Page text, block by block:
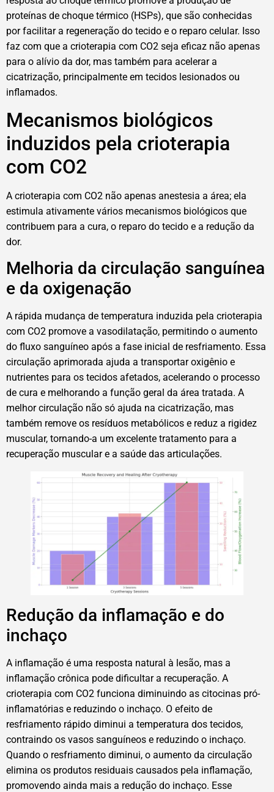
proteínas de choque térmico (HSPs), que são conhecidas
por facilitar a regeneração do tecido e o reparo celular. Isso
faz com que a crioterapia com CO2 seja eficaz não apenas
para o alívio da dor, mas também para acelerar a
cicatrização, principalmente em tecidos lesionados ou
inflamados.
Mecanismos biológicos
induzidos pela crioterapia
com CO2
A crioterapia com CO2 não apenas anestesia a área; ela
estimula ativamente vários mecanismos biológicos que
contribuem para a cura, o reparo do tecido e a redução da
dor.
Melhoria da circulação sanguínea
e da oxigenação
A rápida mudança de temperatura induzida pela crioterapia
com CO2 promove a vasodilatação, permitindo o aumento
do fluxo sanguíneo após a fase inicial de resfriamento. Essa
circulação aprimorada ajuda a transportar oxigênio e
nutrientes para os tecidos afetados, acelerando o processo
de cura e melhorando a função geral da área tratada. A
melhor circulação não só ajuda na cicatrização, mas
também remove os resíduos metabólicos e reduz a rigidez
muscular, tornando-a um excelente tratamento para a
recuperação muscular e a saúde das articulações.
Redução da inflamação e do
inchaço
A inflamação é uma resposta natural à lesão, mas a
inflamação crônica pode dificultar a recuperação. A
crioterapia com CO2 funciona diminuindo as citocinas pró-
inflamatórias e reduzindo o inchaço. O efeito de
resfriamento rápido diminui a temperatura dos tecidos,
contraindo os vasos sanguíneos e reduzindo o inchaço.
Quando o resfriamento diminui, o aumento da circulação
elimina os produtos residuais causados pela inflamação,
promovendo ainda mais a redução do inchaço. Esse